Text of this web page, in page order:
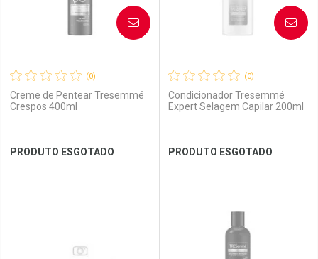
Ver Desconto Convênio Ver Desconto Convênio
(0)
Creme de Pentear Tresemmé
Crespos 400ml
PRODUTO ESGOTADO
AVISE-ME
(0)
Condicionador Tresemmé
Expert Selagem Capilar 200ml
PRODUTO ESGOTADO
AVISE-ME
Laboratório
Por Menos